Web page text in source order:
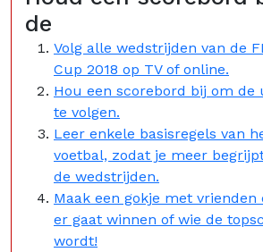
de
Volg alle wedstrijden van de
Cup 2018 op TV of online.
Hou een scorebord bij om de
te volgen.
Leer enkele basisregels van
voetbal, zodat je meer
de wedstrijden.
Maak een gokje met vrienden
er gaat winnen of wie de
wordt!